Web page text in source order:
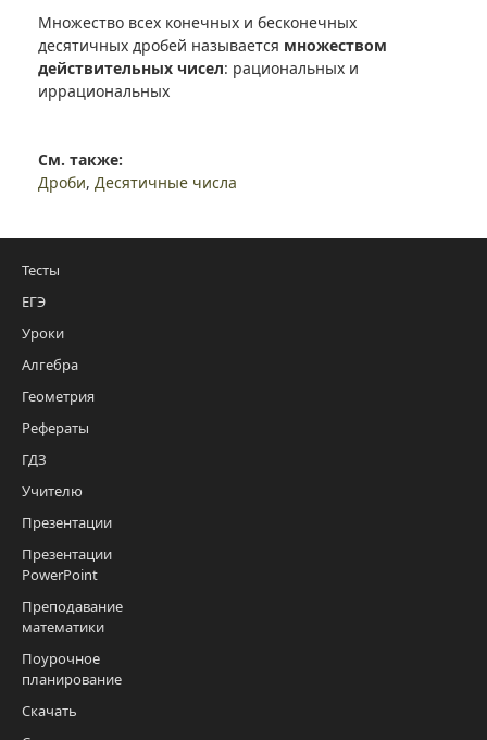
Множество всех конечных и бесконечных
десятичных дробей называется множеством
действительных чисел: рациональных и
иррациональных
См. также:
Дроби, Десятичные числа
Тесты
ЕГЭ
Уроки
Алгебра
Геометрия
Рефераты
ГДЗ
Учителю
Презентации
Презентации
PowerPoint
Преподавание
математики
Поурочное
планирование
Скачать